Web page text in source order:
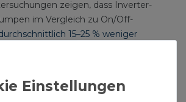
zeigen, dass Inverter-
im Vergleich zu On/Off-
15–25 % weniger